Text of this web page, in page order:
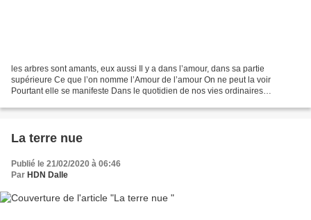
les arbres sont amants, eux aussi Il y a dans l’amour, dans sa partie
supérieure Ce que l’on nomme l’Amour de l’amour On ne peut la voir
Pourtant elle se manifeste Dans le quotidien de nos vies ordinaires
La terre nue
Publié le 21/02/2020 à 06:46
Par HDN Dalle